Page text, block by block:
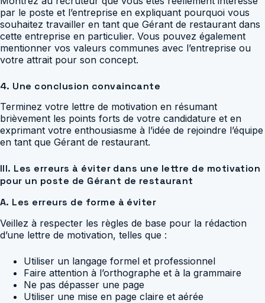
par le poste et l’entreprise en expliquant pourquoi vous
souhaitez travailler en tant que Gérant de restaurant dans
cette entreprise en particulier. Vous pouvez également
mentionner vos valeurs communes avec l’entreprise ou
votre attrait pour son concept.
4. Une conclusion convaincante
Terminez votre lettre de motivation en résumant
brièvement les points forts de votre candidature et en
exprimant votre enthousiasme à l’idée de rejoindre l’équipe
en tant que Gérant de restaurant.
III. Les erreurs à éviter dans une lettre de motivation
pour un poste de Gérant de restaurant
A. Les erreurs de forme à éviter
Veillez à respecter les règles de base pour la rédaction
d’une lettre de motivation, telles que :
Utiliser un langage formel et professionnel
Faire attention à l’orthographe et à la grammaire
Ne pas dépasser une page
Utiliser une mise en page claire et aérée